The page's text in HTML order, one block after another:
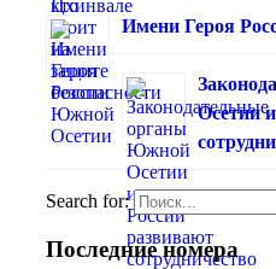
Имени Героя
Осетии
Search for:
Последние номера